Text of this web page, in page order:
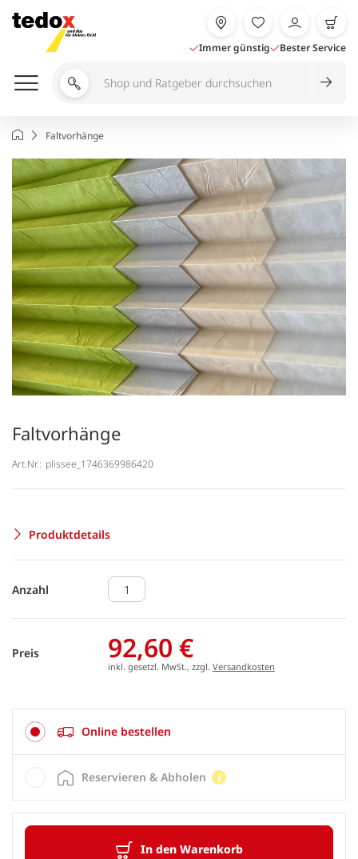
Inhalt
springen
Immer günstig Bester Service
Shop
durchsuchen
StartseiteFaltvorhänge
Faltvorhänge
Art.Nr.: plissee_1746369986420
Produktdetails
Anzahl
Preis 92,60 €
inkl. gesetzl. MwSt., zzgl. Versandkosten
Online bestellen
In den Warenkorb
Reservieren & Abholen